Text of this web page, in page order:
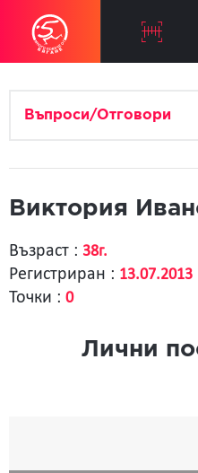
Въпроси/Отговори
Виктория
Възраст : 38г.
Регистриран : 13.07.2013
Точки : 0
Лични